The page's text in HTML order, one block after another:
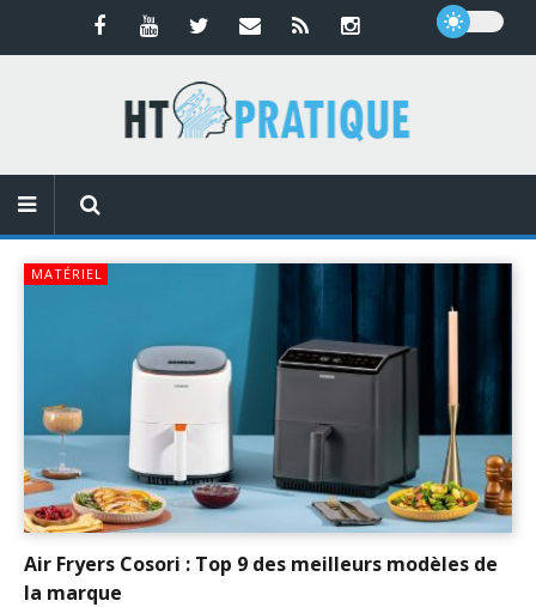
MATÉRIEL
Air Fryers Cosori : Top 9 des meilleurs modèles de
la marque